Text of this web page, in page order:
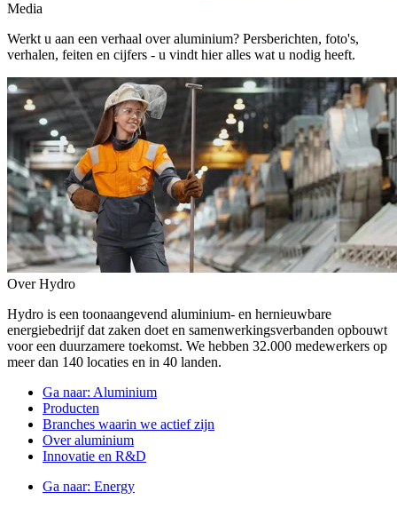
Media
Werkt u aan een verhaal over aluminium? Persberichten, foto's,
verhalen, feiten en cijfers - u vindt hier alles wat u nodig heeft.
Over Hydro
Hydro is een toonaangevend aluminium- en hernieuwbare
energiebedrijf dat zaken doet en samenwerkingsverbanden opbouwt
voor een duurzamere toekomst. We hebben 32.000 medewerkers op
meer dan 140 locaties en in 40 landen.
Ga naar: Aluminium
Producten
Branches waarin we actief zijn
Over aluminium
Innovatie en R&D
Ga naar: Energy